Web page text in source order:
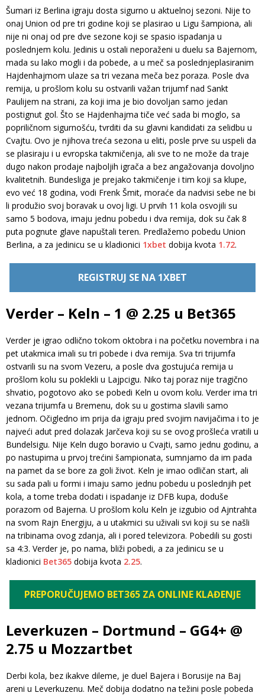
Šumari iz Berlina igraju dosta sigurno u aktuelnoj sezoni. Nije to
onaj Union od pre tri godine koji se plasirao u Ligu šampiona, ali
nije ni onaj od pre dve sezone koji se spasio ispadanja u
poslednjem kolu. Jedinis u ostali neporaženi u duelu sa Bajernom,
mada su lako mogli i da pobede, a u meč sa poslednjeplasiranim
Hajdenhajmom ulaze sa tri vezana meča bez poraza. Posle dva
remija, u prošlom kolu su ostvarili važan trijumf nad Sankt
Paulijem na strani, za koji ima je bio dovoljan samo jedan
postignut gol. Što se Hajdenhajma tiče već sada bi moglo, sa
popriličnom sigurnošću, tvrditi da su glavni kandidati za selidbu u
Cvajtu. Ovo je njihova treća sezona u eliti, posle prve su uspeli da
se plasiraju i u evropska takmičenja, ali sve to ne može da traje
dugo nakon prodaje najboljih igrača a bez angažovanja dovoljno
kvalitetnih. Bundesliga je prejako takmičenje i tim koji sa klupe,
evo već 18 godina, vodi Frenk Šmit, moraće da nadvisi sebe ne bi
li produžio svoj boravak u ovoj ligi. U prvih 11 kola osvojili su
samo 5 bodova, imaju jednu pobedu i dva remija, dok su čak 8
puta pognute glave napuštali teren. Predlažemo pobedu Union
Berlina, a za jedinicu se u kladionici 1xbet dobija kvota 1.72.
REGISTRUJ SE NA 1XBET
Verder – Keln – 1 @ 2.25 u Bet365
Verder je igrao odlično tokom oktobra i na početku novembra i na
pet utakmica imali su tri pobede i dva remija. Sva tri trijumfa
ostvarili su na svom Vezeru, a posle dva gostujuća remija u
prošlom kolu su poklekli u Lajpcigu. Niko taj poraz nije tragično
shvatio, pogotovo ako se pobedi Keln u ovom kolu. Verder ima tri
vezana trijumfa u Bremenu, dok su u gostima slavili samo
jednom. Očigledno im prija da igraju pred svojim navijačima i to je
najveći adut pred dolazak Jarčeva koji su se ovog prošleća vratili u
Bundelsigu. Nije Keln dugo boravio u Cvajti, samo jednu godinu, a
po nastupima u prvoj trećini šampionata, sumnjamo da im pada
na pamet da se bore za goli život. Keln je imao odličan start, ali
su sada pali u formi i imaju samo jednu pobedu u poslednjih pet
kola, a tome treba dodati i ispadanje iz DFB kupa, doduše
porazom od Bajerna. U prošlom kolu Keln je izgubio od Ajntrahta
na svom Rajn Energiju, a u utakmici su uživali svi koji su se našli
na tribinama ovog zdanja, ali i pored televizora. Pobedili su gosti
sa 4:3. Verder je, po nama, bliži pobedi, a za jedinicu se u
kladionici Bet365 dobija kvota 2.25.
PREPORUČUJEMO BET365 ZA ONLINE KLAĐENJE
Leverkuzen – Dortmund – GG4+ @
2.75 u Mozzartbet
Derbi kola, bez ikakve dileme, je duel Bajera i Borusije na Baj
areni u Leverkuzenu. Meč dobija dodatno na težini posle pobeda